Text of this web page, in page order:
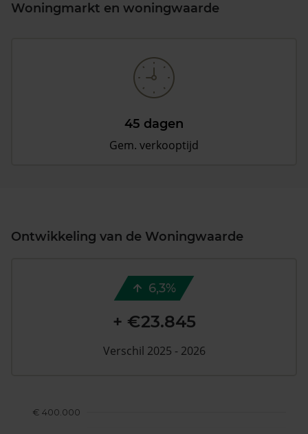
Woningmarkt en woningwaarde
45 dagen
Gem. verkooptijd
Ontwikkeling van de Woningwaarde
€ 400.000
6,3%
+ €23.845
Verschil 2025 - 2026